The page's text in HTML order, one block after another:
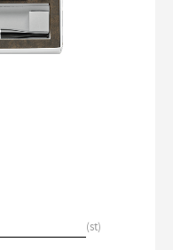
st